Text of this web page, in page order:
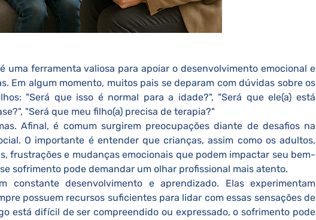
uma ferramenta valiosa para apoiar o desenvolvimento emocional e
Em algum momento, muitos pais se deparam com dúvidas sobre os
"Será que isso é normal para a idade?", "Será que ele(a) está
"Será que meu filho(a) precisa de terapia?"
Afinal, é comum surgirem preocupações diante de desafios na
O importante é entender que crianças, assim como os adultos,
frustrações e mudanças emocionais que podem impactar seu bem-
sofrimento pode demandar um olhar profissional mais atento.
possuem recursos suficientes para lidar com essas sensações de
está difícil de ser compreendido ou expressado, o sofrimento pode